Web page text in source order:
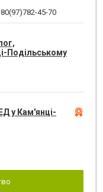
45-70
Подільському
у Кам'янці-